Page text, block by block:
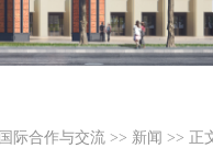
国际合作与交流 >> 新闻 >> 正